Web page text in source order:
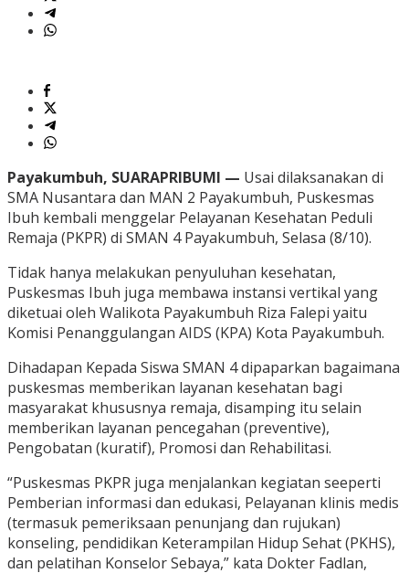
Payakumbuh, SUARAPRIBUMI — Usai dilaksanakan di
SMA Nusantara dan MAN 2 Payakumbuh, Puskesmas
Ibuh kembali menggelar Pelayanan Kesehatan Peduli
Remaja (PKPR) di SMAN 4 Payakumbuh, Selasa (8/10).
Tidak hanya melakukan penyuluhan kesehatan,
Puskesmas Ibuh juga membawa instansi vertikal yang
diketuai oleh Walikota Payakumbuh Riza Falepi yaitu
Komisi Penanggulangan AIDS (KPA) Kota Payakumbuh.
Dihadapan Kepada Siswa SMAN 4 dipaparkan bagaimana
puskesmas memberikan layanan kesehatan bagi
masyarakat khususnya remaja, disamping itu selain
memberikan layanan pencegahan (preventive),
Pengobatan (kuratif), Promosi dan Rehabilitasi.
“Puskesmas PKPR juga menjalankan kegiatan seeperti
Pemberian informasi dan edukasi, Pelayanan klinis medis
(termasuk pemeriksaan penunjang dan rujukan)
konseling, pendidikan Keterampilan Hidup Sehat (PKHS),
dan pelatihan Konselor Sebaya,” kata Dokter Fadlan,